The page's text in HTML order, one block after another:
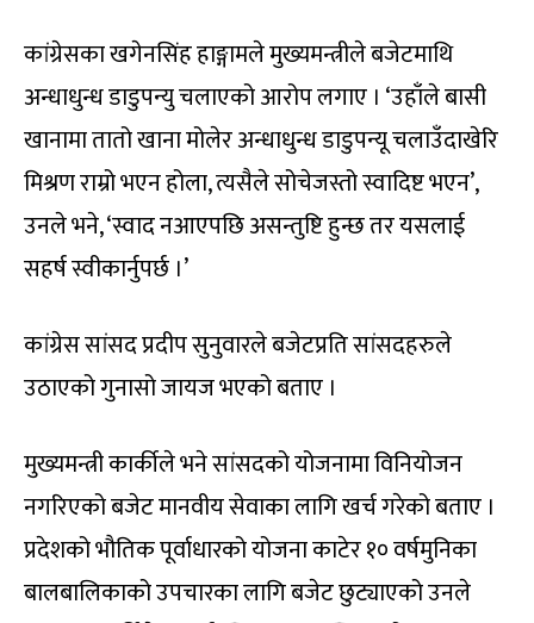
कांग्रेसका खगेनसिंह हाङ्गामले मुख्यमन्त्रीले बजेटमाथि
अन्धाधुन्ध डाडुपन्यु चलाएको आरोप लगाए । ‘उहाँले बासी
खानामा तातो खाना मोलेर अन्धाधुन्ध डाडुपन्यू चलाउँदाखेरि
मिश्रण राम्रो भएन होला, त्यसैले सोचेजस्तो स्वादिष्ट भएन’,
उनले भने, ‘स्वाद नआएपछि असन्तुष्टि हुन्छ तर यसलाई
सहर्ष स्वीकार्नुपर्छ ।’
कांग्रेस सांसद प्रदीप सुनुवारले बजेटप्रति सांसदहरुले
उठाएको गुनासो जायज भएको बताए ।
मुख्यमन्त्री कार्कीले भने सांसदको योजनामा विनियोजन
नगरिएको बजेट मानवीय सेवाका लागि खर्च गरेको बताए ।
प्रदेशको भौतिक पूर्वाधारको योजना काटेर १० वर्षमुनिका
बालबालिकाको उपचारका लागि बजेट छुट्याएको उनले